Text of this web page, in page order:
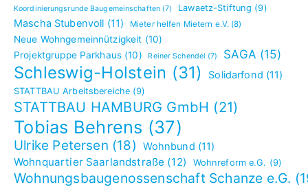
Koordinierungsrunde Baugemeinschaften(7) Lawaetz-Stiftung (9)
Mascha Stubenvoll (11) Mieter helfen Mietern e.V. (8)
Neue Wohngemeinnützigkeit (10)
Projektgruppe Parkhaus (10) Reiner Schendel (7) SAGA (15)
Schleswig-Holstein (31) Solidarfond (11)
STATTBAU Arbeitsbereiche (9)
STATTBAU HAMBURG GmbH (21)
Tobias Behrens (37)
Ulrike Petersen (18) Wohnbund (11)
Wohnquartier Saarlandstraße (12) Wohnreform e.G. (9)
Wohnungsbaugenossenschaft Schanze e.G.